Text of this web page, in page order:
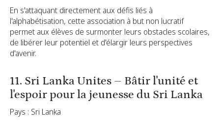
En s'attaquant directement aux défis liés à
l'alphabétisation, cette association à but non lucratif
permet aux élèves de surmonter leurs obstacles scolaires,
de libérer leur potentiel et d'élargir leurs perspectives
d'avenir.
11. Sri Lanka Unites – Bâtir l'unité et
l'espoir pour la jeunesse du Sri Lanka
Pays : Sri Lanka